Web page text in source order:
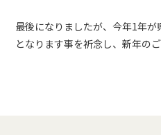
最後になりましたが、今年1年
となります事を祈念し、新年の